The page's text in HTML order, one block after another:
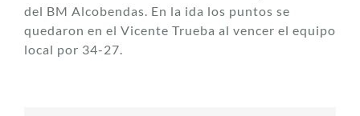
del BM Alcobendas. En la ida los puntos se
quedaron en el Vicente Trueba al vencer el equipo
local por 34-27.